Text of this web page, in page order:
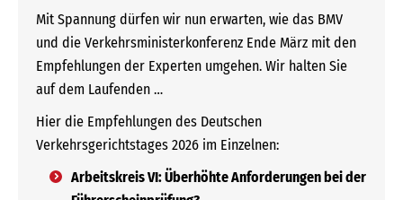
Mit Spannung dürfen wir nun erwarten, wie das BMV
und die Verkehrsministerkonferenz Ende März mit den
Empfehlungen der Experten umgehen. Wir halten Sie
auf dem Laufenden …
Hier die Empfehlungen des Deutschen
Verkehrsgerichtstages 2026 im Einzelnen:
Arbeitskreis VI: Überhöhte Anforderungen bei der